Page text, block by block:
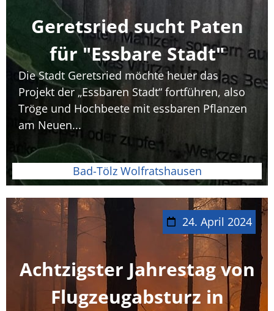
Geretsried sucht Paten
für "Essbare Stadt"
Die Stadt Geretsried möchte heuer das
Projekt der „Essbaren Stadt“ fortführen, also
Tröge und Hochbeete mit essbaren Pflanzen
am Neuen...
Bad-Tölz Wolfratshausen
24. April 2024
Achtzigster Jahrestag von
Flugzeugabsturz in